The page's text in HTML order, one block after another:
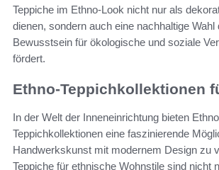
Teppiche im Ethno-Look nicht nur als
dienen, sondern auch eine nachhaltige Wahl
Bewusstsein für ökologische und soziale
fördert.
Ethno-Teppichkollektionen
In der Welt der Inneneinrichtung bieten
Teppichkollektionen eine faszinierende
Handwerkskunst mit modernem Design zu
Teppiche für ethnische Wohnstile sind nicht